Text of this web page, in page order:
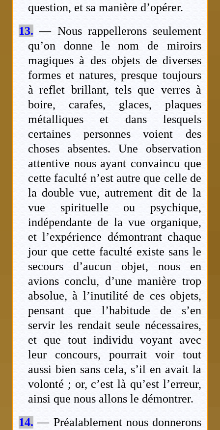
question, et sa manière d’opérer.
13. — Nous rappellerons seulement
qu’on donne le nom de miroirs
magiques à des objets de diverses
formes et natures, presque toujours
à reflet brillant, tels que verres à
boire, carafes, glaces, plaques
métalliques et dans lesquels
certaines personnes voient des
choses absentes. Une observation
attentive nous ayant convaincu que
cette faculté n’est autre que celle de
la double vue, autrement dit de la
vue spirituelle ou psychique,
indépendante de la vue organique,
et l’expérience démontrant chaque
jour que cette faculté existe sans le
secours d’aucun objet, nous en
avions conclu, d’une manière trop
absolue, à l’inutilité de ces objets,
pensant que l’habitude de s’en
servir les rendait seule nécessaires,
et que tout individu voyant avec
leur concours, pourrait voir tout
aussi bien sans cela, s’il en avait la
volonté ; or, c’est là qu’est l’erreur,
ainsi que nous allons le démontrer.
14. — Préalablement nous donnerons